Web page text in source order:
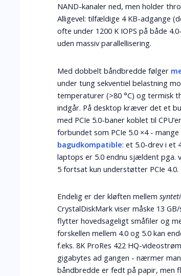
NAND-kanaler ned, men holder
Alligevel: tilfældige 4 KB-adgange
ofte under 1200 K IOPS på både
uden massiv parallellisering.
Med dobbelt båndbredde følger
under tung sekventiel belastning
temperaturer (>80 °C) og termisk
indgår. På desktop kræver det et
med PCIe 5.0-baner koblet til
forbundet som PCIe 5.0 ×4 -
bagudkompatible: et 5.0-drev i et
laptops er 5.0 endnu sjældent pga.
5 fortsat kun understøtter PCIe 4.0.
Endelig er der kløften mellem
CrystalDiskMark viser måske 13
flytter hovedsageligt småfiler og
forskellen mellem 4.0 og 5.0 kan
f.eks. 8K ProRes 422 HQ-
gigabytes ad gangen - nærmer
båndbredde er fedt på papir, men